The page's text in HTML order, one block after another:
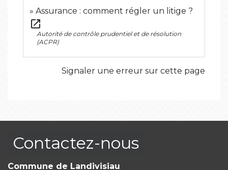
Assurance : comment régler un litige ?
open_in_new
Autorité de contrôle prudentiel et de résolution
(ACPR)
Signaler une erreur sur cette page
Contactez-nous
Commune de Landivisiau